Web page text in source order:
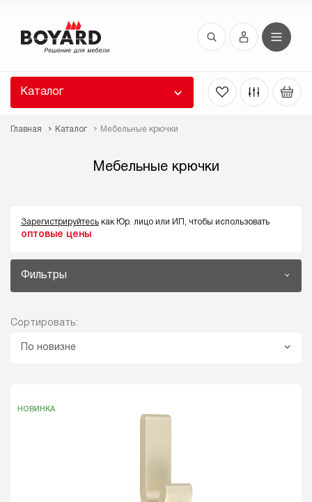
Каталог
Главная Каталог Мебельные крючки
Мебельные крючки
Зарегистрируйтесь как Юр. лицо или ИП, чтобы использовать
оптовые цены
Фильтры
Сортировать:
По новизне
НОВИНКА
Восстановление пароля
высланы вам по E-Mail.
ссылку для восстановления